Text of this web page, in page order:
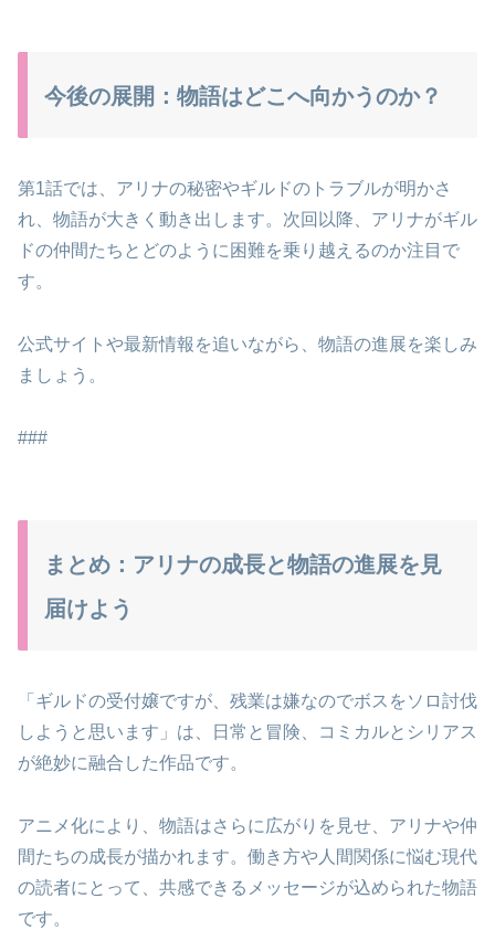
今後の展開：物語はどこへ向かうのか？
第1話では、アリナの秘密やギルドのトラブルが明かさ
れ、物語が大きく動き出します。次回以降、アリナがギル
ドの仲間たちとどのように困難を乗り越えるのか注目で
す。
公式サイトや最新情報を追いながら、物語の進展を楽しみ
ましょう。
###
まとめ：アリナの成長と物語の進展を見
届けよう
「ギルドの受付嬢ですが、残業は嫌なのでボスをソロ討伐
しようと思います」は、日常と冒険、コミカルとシリアス
が絶妙に融合した作品です。
アニメ化により、物語はさらに広がりを見せ、アリナや仲
間たちの成長が描かれます。働き方や人間関係に悩む現代
の読者にとって、共感できるメッセージが込められた物語
です。